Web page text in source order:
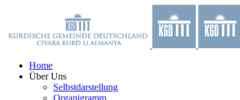
springen
Home
Über Uns
Selbstdarstellung
Organigramm